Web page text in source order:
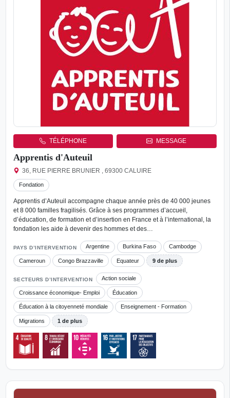
TÉLÉPHONE MESSAGE
Apprentis d'Auteuil
36, RUE PIERRE BRUNIER , 69300 CALUIRE
Fondation
Apprentis d’Auteuil accompagne chaque année près de 40 000 jeunes
et 8 000 familles fragilisés. Grâce à ses programmes d’accueil,
d’éducation, de formation et d’insertion en France et à l’international, la
fondation les aide à devenir des hommes et des…
PAYS D’INTERVENTION Argentine Burkina Faso Cambodge
Cameroun Congo Brazzaville Equateur 9 de plus
SECTEURS D’INTERVENTION Action sociale
Croissance économique- Emploi Éducation
Éducation à la citoyenneté mondiale Enseignement - Formation
Migrations 1 de plus